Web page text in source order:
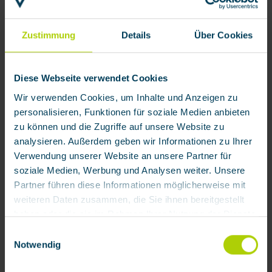
Zustimmung Details Über Cookies
Diese Webseite verwendet Cookies
Wir verwenden Cookies, um Inhalte und Anzeigen zu
personalisieren, Funktionen für soziale Medien anbieten
zu können und die Zugriffe auf unsere Website zu
analysieren. Außerdem geben wir Informationen zu Ihrer
Verwendung unserer Website an unsere Partner für
soziale Medien, Werbung und Analysen weiter. Unsere
Partner führen diese Informationen möglicherweise mit
weiteren Daten zusammen, die Sie ihnen bereitgestellt
haben oder die sie im Rahmen Ihrer Nutzung der Dienste
Mit Klick auf „[Zustimmen / Alles akzeptieren / etc.]“
Notwendig